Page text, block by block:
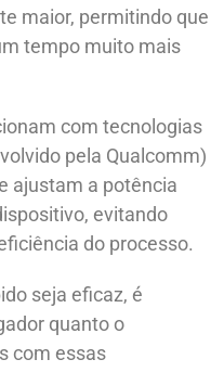
maior, permitindo que
tempo muito mais
com tecnologias
pela Qualcomm)
ajustam a potência
evitando
do processo.
seja eficaz, é
quanto o
com essas